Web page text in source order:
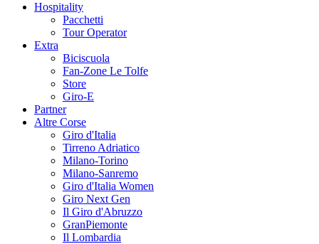
Hospitality
Pacchetti
Tour Operator
Extra
Biciscuola
Fan-Zone Le Tolfe
Store
Giro-E
Partner
Altre Corse
Giro d'Italia
Tirreno Adriatico
Milano-Torino
Milano-Sanremo
Giro d'Italia Women
Giro Next Gen
Il Giro d'Abruzzo
GranPiemonte
Il Lombardia